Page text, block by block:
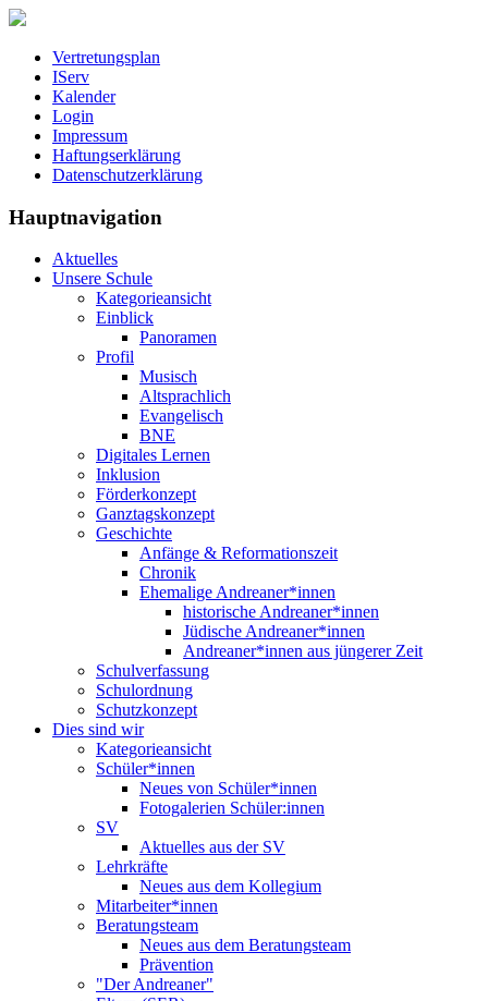
Vertretungsplan
IServ
Kalender
Login
Impressum
Haftungserklärung
Datenschutzerklärung
Hauptnavigation
Aktuelles
Unsere Schule
Kategorieansicht
Einblick
Panoramen
Profil
Musisch
Altsprachlich
Evangelisch
BNE
Digitales Lernen
Inklusion
Förderkonzept
Ganztagskonzept
Geschichte
Anfänge & Reformationszeit
Chronik
Ehemalige Andreaner*innen
historische Andreaner*innen
Jüdische Andreaner*innen
Andreaner*innen aus jüngerer Zeit
Schulverfassung
Schulordnung
Schutzkonzept
Dies sind wir
Kategorieansicht
Schüler*innen
Neues von Schüler*innen
Fotogalerien Schüler:innen
SV
Aktuelles aus der SV
Lehrkräfte
Neues aus dem Kollegium
Mitarbeiter*innen
Beratungsteam
Neues aus dem Beratungsteam
Prävention
"Der Andreaner"